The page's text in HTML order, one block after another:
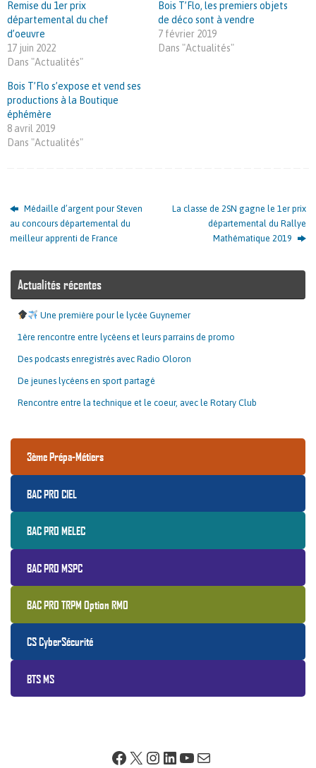
Remise du 1er prix
départemental du chef
d’oeuvre
17 juin 2022
Dans "Actualités"
Bois T’Flo, les premiers objets
de déco sont à vendre
7 février 2019
Dans "Actualités"
Bois T’Flo s’expose et vend ses
productions à la Boutique
éphémère
8 avril 2019
Dans "Actualités"
Médaille d’argent pour Steven
au concours départemental du
meilleur apprenti de France
La classe de 2SN gagne le 1er prix
départemental du Rallye
Mathématique 2019
Actualités récentes
Une première pour le lycée Guynemer
1ère rencontre entre lycéens et leurs parrains de promo
Des podcasts enregistrés avec Radio Oloron
De jeunes lycéens en sport partagé
Rencontre entre la technique et le coeur, avec le Rotary Club
3ème Prépa-Métiers
BAC PRO CIEL
BAC PRO MELEC
BAC PRO MSPC
BAC PRO TRPM Option RMO
CS CyberSécurité
BTS MS
Facebook
X Instagram
LinkedIn
YouTube
E-mail